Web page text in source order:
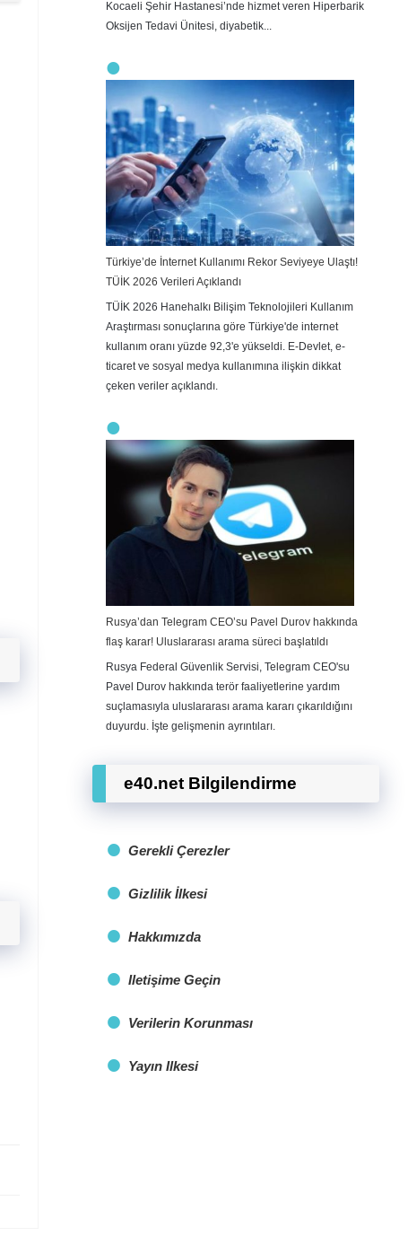
Kocaeli Şehir Hastanesi’nde hizmet veren Hiperbarik
Oksijen Tedavi Ünitesi, diyabetik...
Türkiye’de İnternet Kullanımı Rekor Seviyeye Ulaştı!
TÜİK 2026 Verileri Açıklandı
TÜİK 2026 Hanehalkı Bilişim Teknolojileri Kullanım
Araştırması sonuçlarına göre Türkiye'de internet
kullanım oranı yüzde 92,3'e yükseldi. E-Devlet, e-
ticaret ve sosyal medya kullanımına ilişkin dikkat
çeken veriler açıklandı.
Rusya’dan Telegram CEO’su Pavel Durov hakkında
flaş karar! Uluslararası arama süreci başlatıldı
Rusya Federal Güvenlik Servisi, Telegram CEO'su
Pavel Durov hakkında terör faaliyetlerine yardım
suçlamasıyla uluslararası arama kararı çıkarıldığını
duyurdu. İşte gelişmenin ayrıntıları.
e40.net Bilgilendirme
Gerekli Çerezler
Gizlilik İlkesi
Hakkımızda
Iletişime Geçin
Verilerin Korunması
Yayın Ilkesi